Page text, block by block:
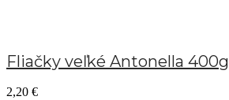
Fliačky veľké Antonella 400g
2,20 €